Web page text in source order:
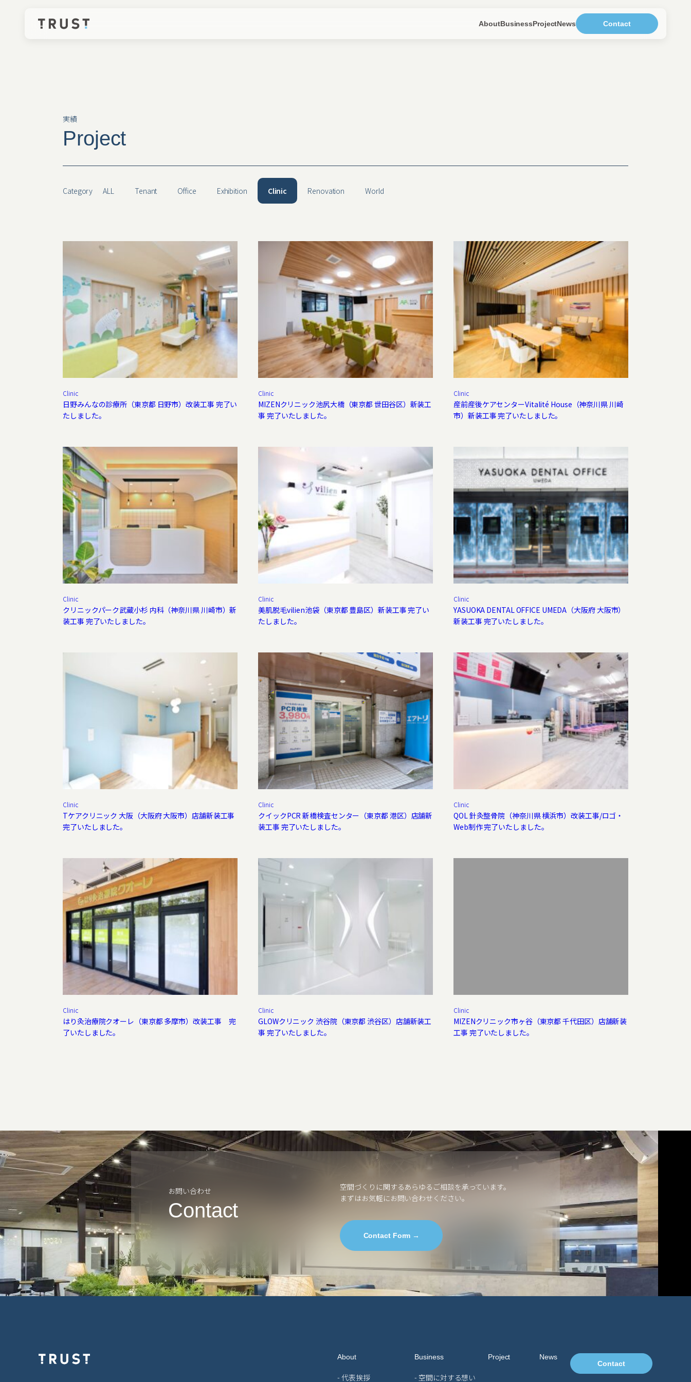
AboutBusinessProjectNews Contact
実績
Project
Category ALL Tenant Office Exhibition Clinic Renovation World
Clinic
日野みんなの診療所（東京都 日野市）改装工事 完了い
たしました。
Clinic
MIZENクリニック池尻大橋（東京都 世田谷区）新装工
事 完了いたしました。
Clinic
産前産後ケアセンターVitalité House（神奈川県 川崎
市）新装工事 完了いたしました。
Clinic
クリニックパーク武蔵小杉 内科（神奈川県 川崎市）新
装工事 完了いたしました。
Clinic
美肌脱毛vilien池袋（東京都 豊島区）新装工事 完了い
たしました。
Clinic
YASUOKA DENTAL OFFICE UMEDA（大阪府 大阪市）
新装工事 完了いたしました。
Clinic
Tケアクリニック 大阪（大阪府 大阪市）店舗新装工事
完了いたしました。
Clinic
クイックPCR 新橋検査センター（東京都 港区）店舗新
装工事 完了いたしました。
Clinic
QOL 針灸整骨院（神奈川県 横浜市）改装工事/ロゴ・
Web制作 完了いたしました。
Clinic
はり灸治療院クオーレ（東京都 多摩市）改装工事 完
了いたしました。
Clinic
GLOWクリニック 渋谷院（東京都 渋谷区）店舗新装工
事 完了いたしました。
Clinic
MIZENクリニック市ヶ谷（東京都 千代田区）店舗新装
工事 完了いたしました。
お問い合わせ
Contact
空間づくりに関するあらゆるご相談を承っています。
まずはお気軽にお問い合わせください。
Contact Form →
About
- 代表挨拶
Business
- 空間に対する想い
Project
News
Contact